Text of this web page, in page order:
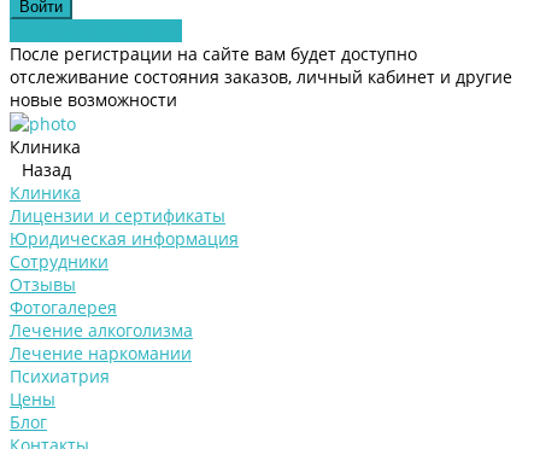
После регистрации на сайте вам будет доступно
отслеживание состояния заказов, личный кабинет и другие
новые возможности
Клиника
Назад
Клиника
Лицензии и сертификаты
Юридическая информация
Сотрудники
Отзывы
Фотогалерея
Лечение алкоголизма
Лечение наркомании
Психиатрия
Цены
Блог